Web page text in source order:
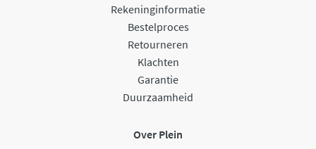
Rekeninginformatie
Bestelproces
Retourneren
Klachten
Garantie
Duurzaamheid
Over Plein